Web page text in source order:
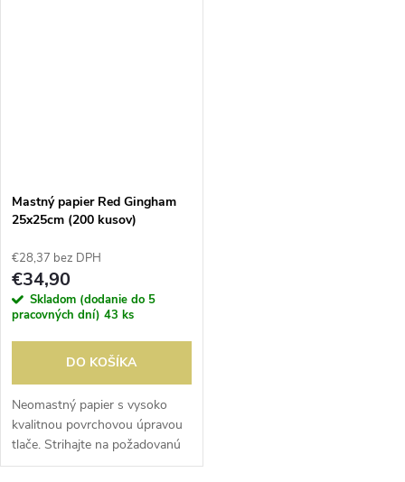
Mastný papier Red Gingham
25x25cm (200 kusov)
€28,37 bez DPH
€34,90
Skladom (dodanie do 5
pracovných dní) 43 ks
DO KOŠÍKA
Neomastný papier s vysoko
kvalitnou povrchovou úpravou
tlače. Strihajte na požadovanú
veľkosť pre vaše pohodlie.